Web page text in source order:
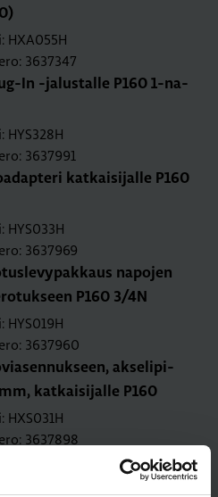
HXA055H
3637347
In -ja­lus­tal­le P160 1-na­
HYS328H
3637991
kat­kai­si­jal­le P160
HYS033H
3637969
na­po­jen
P160 3/4N
HYS019H
3637960
ak­se­li­pi­
kat­kai­si­jal­le P160
HXS031H
3637898
asen­nus kat­kai­si­jal­le